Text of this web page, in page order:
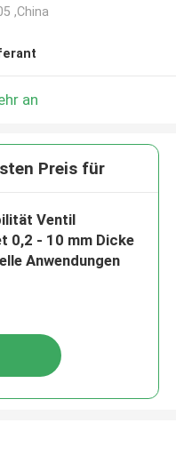
,China
an
Preis für
Ventil
0,2 - 10 mm Dicke
Anwendungen